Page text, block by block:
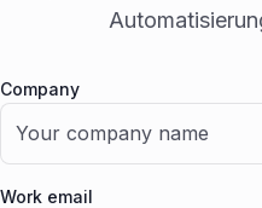
Company
Work email
Fax